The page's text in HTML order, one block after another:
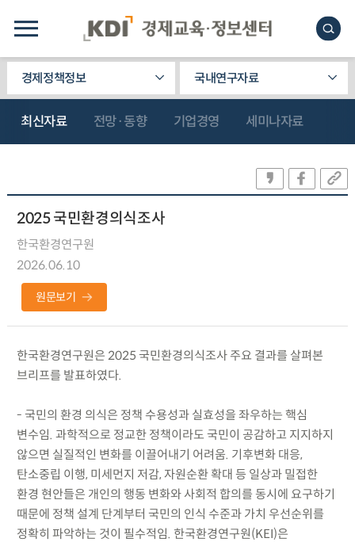
경제정책정보 국내연구자료
최신자료 전망·동향 기업경영 세미나자료
2025 국민환경의식조사
한국환경연구원
2026.06.10
원문보기
한국환경연구원은 2025 국민환경의식조사 주요 결과를 살펴본
브리프를 발표하였다.
- 국민의 환경 의식은 정책 수용성과 실효성을 좌우하는 핵심
변수임. 과학적으로 정교한 정책이라도 국민이 공감하고 지지하지
않으면 실질적인 변화를 이끌어내기 어려움. 기후변화 대응,
탄소중립 이행, 미세먼지 저감, 자원순환 확대 등 일상과 밀접한
환경 현안들은 개인의 행동 변화와 사회적 합의를 동시에 요구하기
때문에 정책 설계 단계부터 국민의 인식 수준과 가치 우선순위를
정확히 파악하는 것이 필수적임. 한국환경연구원(KEI)은